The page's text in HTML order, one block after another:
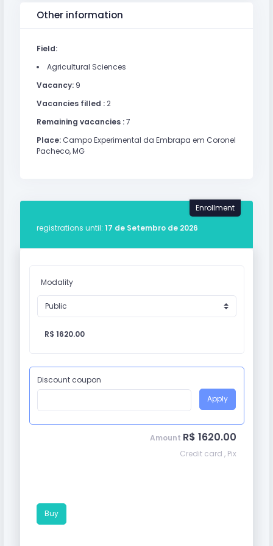
Other information
Field:
Agricultural Sciences
Vacancy: 9
Vacancies filled :2
Remaining vacancies :7
Place: Campo Experimental da Embrapa em Coronel
Pacheco, MG
Enrollment
registrations until: 17 de Setembro de 2026
Modality
R$ 1620.00
Discount coupon
Apply
Amount R$ 1620.00
Credit card , Pix
Buy